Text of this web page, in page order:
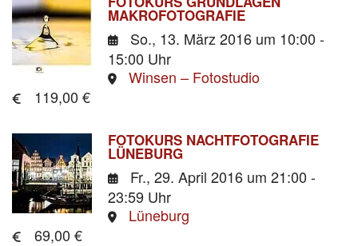
MAKROFOTOGRAFIE
So., 13. März 2016 um 10:00 -
15:00 Uhr
Winsen – Fotostudio
119,00 €
FOTOKURS NACHTFOTOGRAFIE
LÜNEBURG
Fr., 29. April 2016 um 21:00 -
23:59 Uhr
Lüneburg
69,00 €